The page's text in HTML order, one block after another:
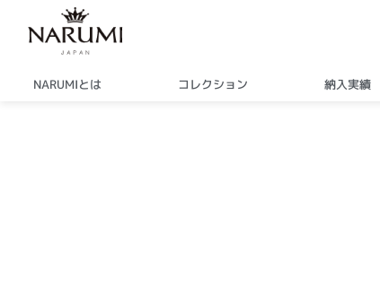
NARUMIとは コレクション 納入実績